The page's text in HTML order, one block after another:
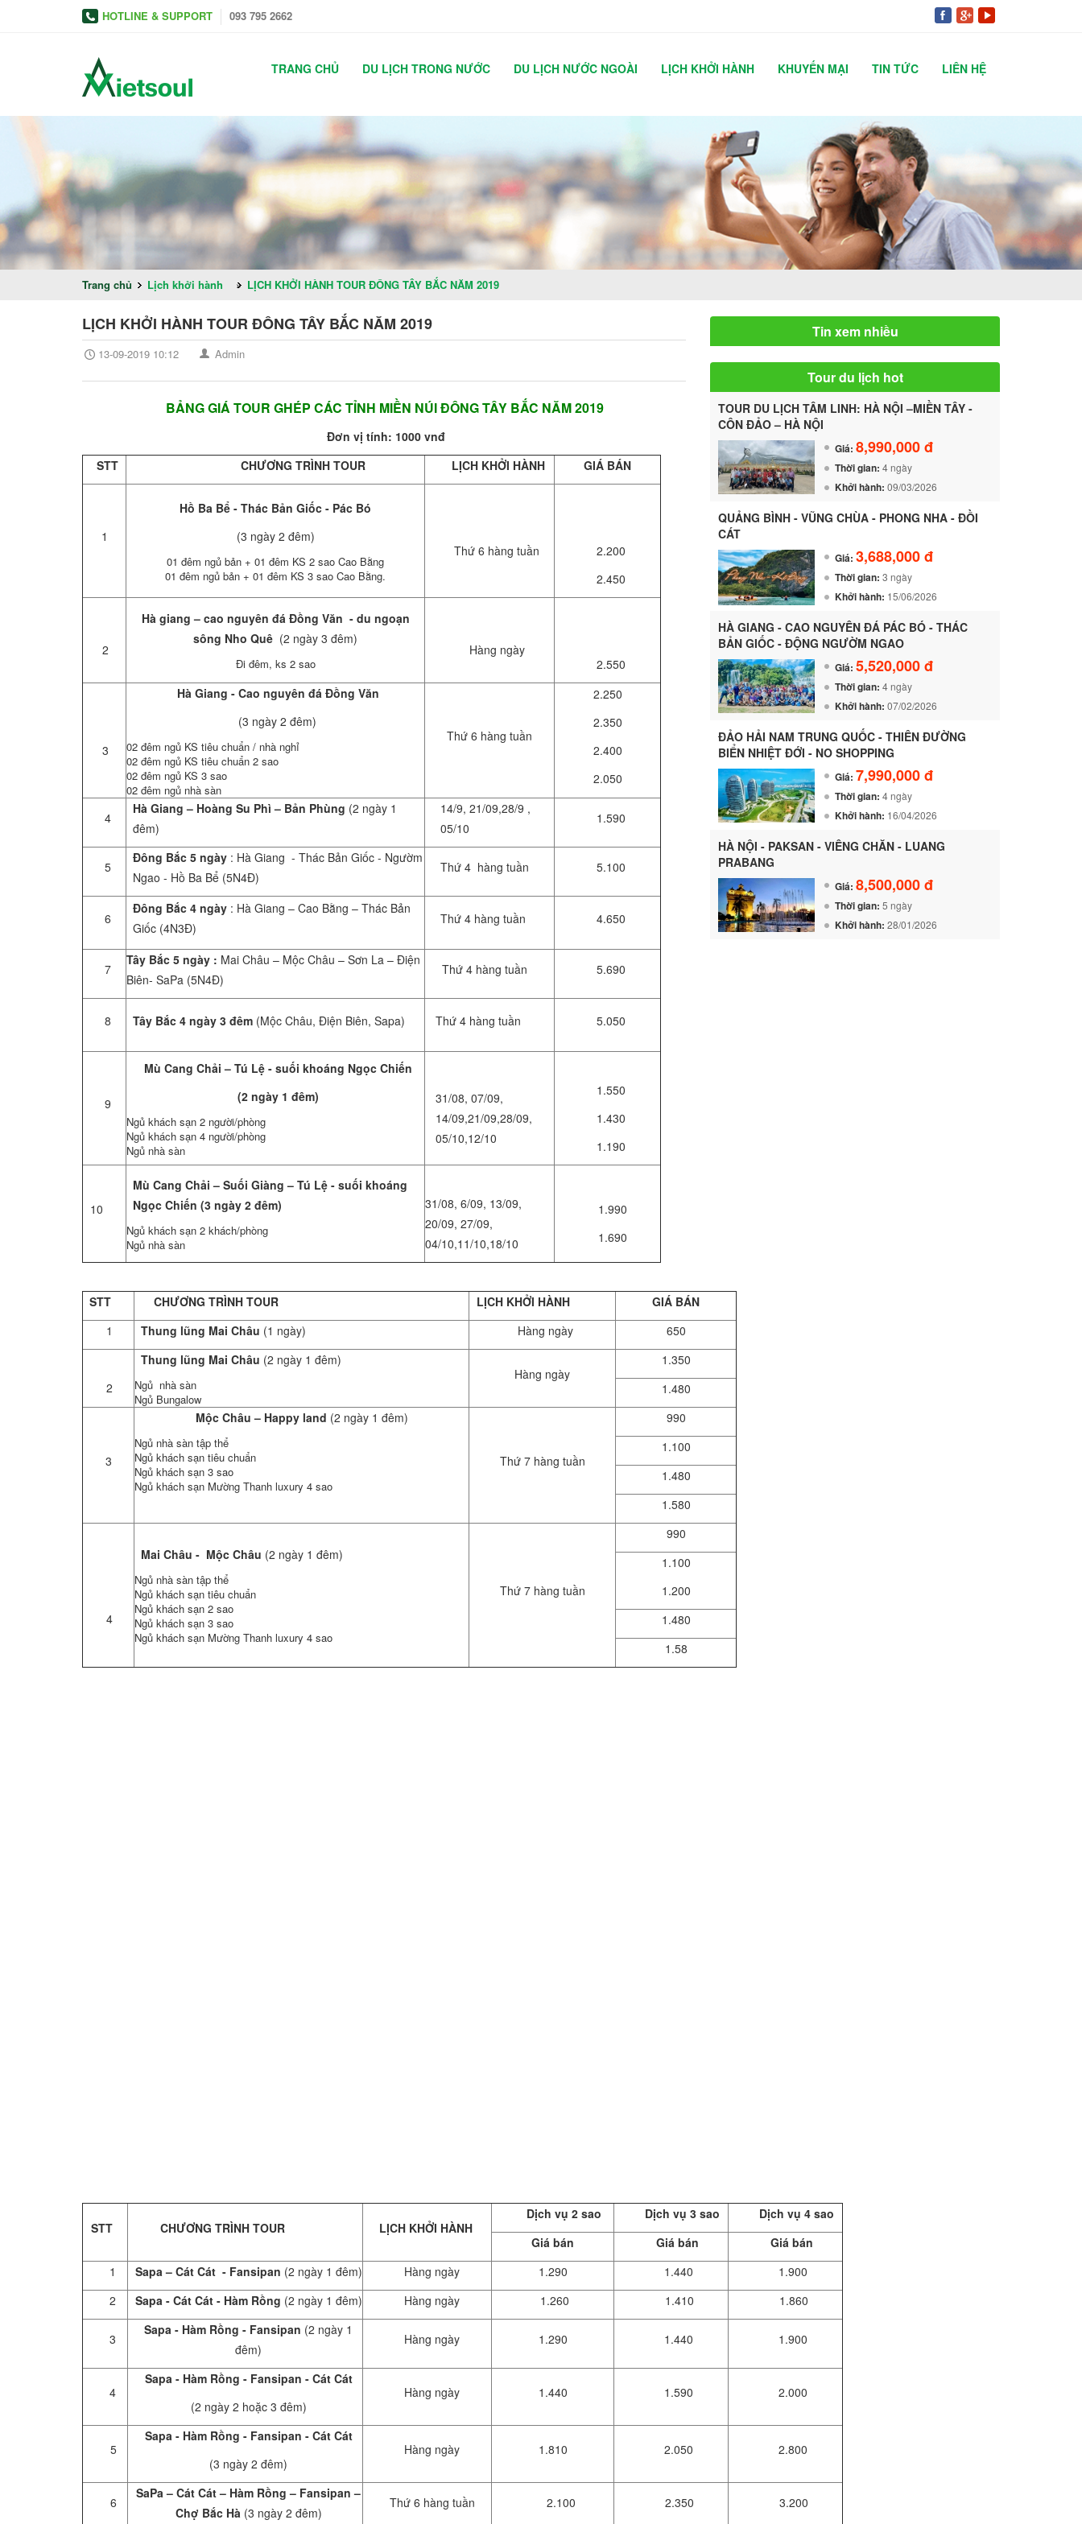
HOTLINE & SUPPORT 093 795 2662
TRANG CHỦ DU LỊCH TRONG NƯỚC DU LỊCH NƯỚC NGOÀI LỊCH KHỞI HÀNH KHUYẾN MẠI TIN TỨC LIÊN HỆ
Trang chủ Lịch khởi hành » LỊCH KHỞI HÀNH TOUR ĐÔNG TÂY BẮC NĂM 2019
LỊCH KHỞI HÀNH TOUR ĐÔNG TÂY BẮC NĂM 2019
13-09-2019 10:12 Admin
BẢNG GIÁ TOUR GHÉP CÁC TỈNH MIỀN NÚI ĐÔNG TÂY BẮC NĂM 2019
Đơn vị tính: 1000 vnđ
STT
CHƯƠNG TRÌNH TOUR LỊCH KHỞI HÀNH GIÁ BÁN
1
Hồ Ba Bể - Thác Bản Giốc - Pác Bó
(3 ngày 2 đêm)
01 đêm ngủ bản + 01 đêm KS 2 sao Cao Bằng
01 đêm ngủ bản + 01 đêm KS 3 sao Cao Bằng.
Thứ 6 hàng tuần
2.200
2.450
2
Hà giang – cao nguyên đá Đồng Văn - du ngoạn
sông Nho Quê (2 ngày 3 đêm)
Đi đêm, ks 2 sao
Hàng ngày
2.550
3
Hà Giang - Cao nguyên đá Đồng Văn
(3 ngày 2 đêm)
02 đêm ngủ KS tiêu chuẩn / nhà nghỉ
02 đêm ngủ KS tiêu chuẩn 2 sao
02 đêm ngủ KS 3 sao
02 đêm ngủ nhà sàn
Thứ 6 hàng tuần
2.250
2.350
2.400
2.050
4
Hà Giang – Hoàng Su Phì – Bản Phùng (2 ngày 1
đêm)
14/9, 21/09,28/9 ,
05/10
1.590
5
Đông Bắc 5 ngày: Hà Giang - Thác Bản Giốc - Ngườm
Ngao - Hồ Ba Bể (5N4Đ)
Thứ 4 hàng tuần 5.100
6
Đông Bắc 4 ngày : Hà Giang – Cao Bằng – Thác Bản
Giốc (4N3Đ)
Thứ 4 hàng tuần 4.650
7
Tây Bắc 5 ngày : Mai Châu – Mộc Châu – Sơn La – Điện
Biên- SaPa (5N4Đ)
Thứ 4 hàng tuần 5.690
8 Tây Bắc 4 ngày 3 đêm(Mộc Châu, Điện Biên, Sapa) Thứ 4 hàng tuần 5.050
9
Mù Cang Chải – Tú Lệ - suối khoáng Ngọc Chiến
(2 ngày 1 đêm)
Ngủ khách sạn 2 người/phòng
Ngủ khách sạn 4 người/phòng
Ngủ nhà sàn
31/08, 07/09,
14/09,21/09,28/09,
05/10,12/10
1.550
1.430
1.190
10
Mù Cang Chải – Suối Giàng – Tú Lệ - suối khoáng
Ngọc Chiến (3 ngày 2 đêm)
Ngủ khách sạn 2 khách/phòng
Ngủ nhà sàn
31/08, 6/09, 13/09,
20/09, 27/09,
04/10,11/10,18/10
1.990
1.690
STT CHƯƠNG TRÌNH TOUR LỊCH KHỞI HÀNH
GIÁ BÁN
1
Thung lũng Mai Châu (1 ngày) Hàng ngày 650
2
Thung lũng Mai Châu (2 ngày 1 đêm)
Ngủ nhà sàn
Ngủ Bungalow
Hàng ngày
1.350
1.480
3
Mộc Châu – Happy land (2 ngày 1 đêm)
Ngủ nhà sàn tập thể
Ngủ khách sạn tiêu chuẩn
Ngủ khách sạn 3 sao
Ngủ khách sạn Mường Thanh luxury 4 sao
Thứ 7 hàng tuần
990
1.100
1.480
1.580
4
Mai Châu - Mộc Châu (2 ngày 1 đêm)
Ngủ nhà sàn tập thể
Ngủ khách sạn tiêu chuẩn
Ngủ khách sạn 2 sao
Ngủ khách sạn 3 sao
Ngủ khách sạn Mường Thanh luxury 4 sao
Thứ 7 hàng tuần
990
1.100
1.200
1.480
1.58
STT CHƯƠNG TRÌNH TOUR LỊCH KHỞI HÀNH
Dịch vụ 2 sao Dịch vụ 3 sao
Dịch vụ 4 sao
Giá bán
Giá bán
Giá bán
1
Sapa – Cát Cát - Fansipan (2 ngày 1 đêm) Hàng ngày 1.290 1.440
1.900
2
Sapa - Cát Cát - Hàm Rồng (2 ngày 1 đêm) Hàng ngày 1.260 1.410 1.860
3
Sapa - Hàm Rồng - Fansipan (2 ngày 1
đêm)
Hàng ngày 1.290 1.440 1.900
4
Sapa - Hàm Rồng - Fansipan - Cát Cát
(2 ngày 2 hoặc 3 đêm)
Hàng ngày 1.440 1.590 2.000
5
Sapa - Hàm Rồng - Fansipan - Cát Cát
(3 ngày 2 đêm)
Hàng ngày 1.810 2.050 2.800
6
SaPa – Cát Cát – Hàm Rồng – Fansipan –
Chợ Bắc Hà (3 ngày 2 đêm)
Thứ 6 hàng tuần 2.100 2.350 3.200
Tin xem nhiều
Tour du lịch hot
TOUR DU LỊCH TÂM LINH: HÀ NỘI –MIỀN TÂY -
CÔN ĐẢO – HÀ NỘI
Giá: 8,990,000 đ
Thời gian: 4 ngày
Khởi hành: 09/03/2026
QUẢNG BÌNH - VŨNG CHÙA - PHONG NHA - ĐỒI
CÁT
Giá: 3,688,000 đ
Thời gian: 3 ngày
Khởi hành: 15/06/2026
HÀ GIANG - CAO NGUYÊN ĐÁ PÁC BÓ - THÁC
BẢN GIỐC - ĐỘNG NGƯỜM NGAO
Giá: 5,520,000 đ
Thời gian: 4 ngày
Khởi hành: 07/02/2026
ĐẢO HẢI NAM TRUNG QUỐC - THIÊN ĐƯỜNG
BIỂN NHIỆT ĐỚI - NO SHOPPING
Giá: 7,990,000 đ
Thời gian: 4 ngày
Khởi hành: 16/04/2026
HÀ NỘI - PAKSAN - VIÊNG CHĂN - LUANG
PRABANG
Giá: 8,500,000 đ
Thời gian: 5 ngày
Khởi hành: 28/01/2026